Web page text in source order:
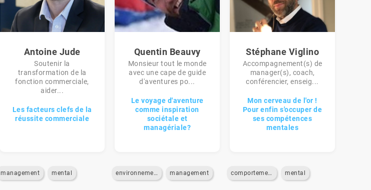
Antoine Jude
Soutenir la
transformation de la
fonction commerciale,
aider...
Les facteurs clefs de la
réussite commerciale
management mental
Quentin Beauvy
Monsieur tout le monde
avec une cape de guide
d'aventures po...
Le voyage d'aventure
comme inspiration
sociétale et
managériale?
environnement management
Stéphane Viglino
Accompagnement(s) de
manager(s), coach,
conférencier, enseig...
Mon cerveau de l'or !
Pour enfin s'occuper de
ses compétences
mentales
comportements mental